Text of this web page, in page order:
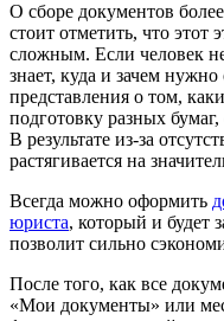
О сборе документов
стоит отметить, что этот
сложным. Если человек
знает, куда и зачем
представления о том,
подготовку разных
В результате из-за
растягивается на
Всегда можно оформить
юриста, который и будет
позволит сильно
После того, как все
«Мои документы» или